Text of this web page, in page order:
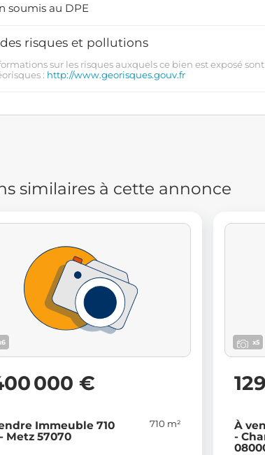
soumis au DPE
risques et pollutions
sur les risques auxquels ce bien est exposé
: http://www.georisques.gouv.fr
similaires à cette annonce
000 €
Immeuble 710
Metz 57070
710 m²
x5
À
-